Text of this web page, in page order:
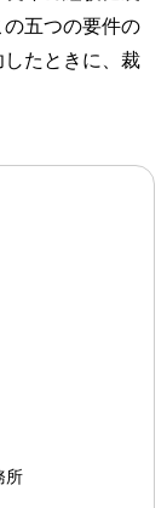
五つの要件の
たときに、裁
所